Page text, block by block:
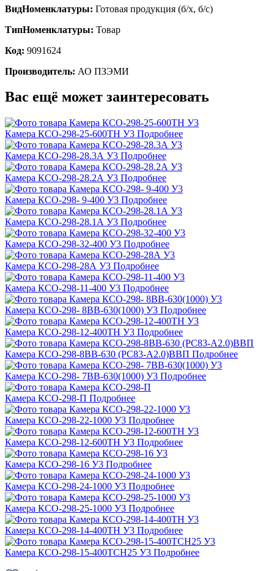
ВидНоменклатуры: Готовая продукция (б/х, б/с)
ТипНоменклатуры: Товар
Код: 9091624
Производитель: АО ПЗЭМИ
Вас ещё может заинтересовать
Камера КСО-298-25-600ТН У3 Подробнее
Камера КСО-298-28.3А У3 Подробнее
Камера КСО-298-28.2А У3 Подробнее
Камера КСО-298- 9-400 У3 Подробнее
Камера КСО-298-28.1А У3 Подробнее
Камера КСО-298-32-400 У3 Подробнее
Камера КСО-298-28А У3 Подробнее
Камера КСО-298-11-400 У3 Подробнее
Камера КСО-298- 8ВВ-630(1000) У3 Подробнее
Камера КСО-298-12-400ТН У3 Подробнее
Камера КСО-298-8ВВ-630 (РС83-А2.0)ВВП Подробнее
Камера КСО-298- 7ВВ-630(1000) У3 Подробнее
Камера КСО-298-П Подробнее
Камера КСО-298-22-1000 У3 Подробнее
Камера КСО-298-12-600ТН У3 Подробнее
Камера КСО-298-16 У3 Подробнее
Камера КСО-298-24-1000 У3 Подробнее
Камера КСО-298-25-1000 У3 Подробнее
Камера КСО-298-14-400ТН У3 Подробнее
Камера КСО-298-15-400ТСН25 У3 Подробнее